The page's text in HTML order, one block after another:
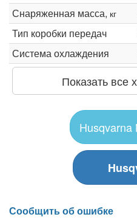
Снаряженная масса, кг
Тип коробки передач
Система охлаждения
Показать все
Husqvarna
Сообщить об ошибке